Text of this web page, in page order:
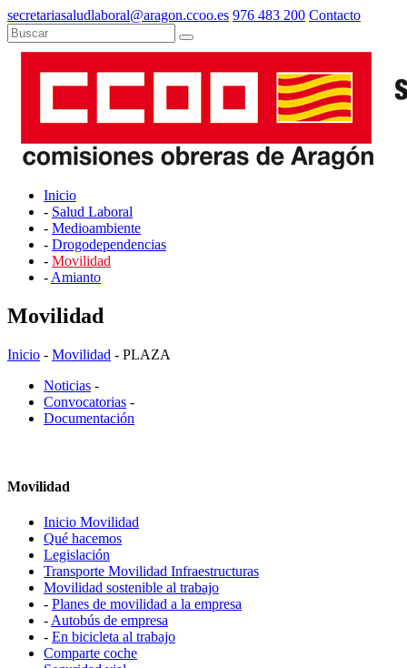
secretariasaludlaboral@aragon.ccoo.es 976 483 200 Contacto
Inicio
- Salud Laboral
- Medioambiente
- Drogodependencias
- Movilidad
- Amianto
Movilidad
Inicio - Movilidad - PLAZA
Noticias -
Convocatorias -
Documentación
Movilidad
Inicio Movilidad
Qué hacemos
Legislación
Transporte Movilidad Infraestructuras
Movilidad sostenible al trabajo
- Planes de movilidad a la empresa
- Autobús de empresa
- En bicicleta al trabajo
Comparte coche